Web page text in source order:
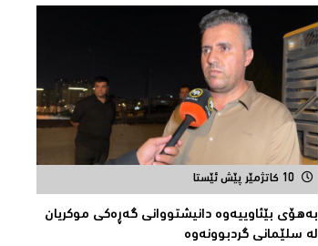
10 کاتژمێر پێش ئێستا
بەهۆی بێئاوییەوە دانیشتووانی گەڕەكی موكریان
لە سلێمانی گردبوونەوە